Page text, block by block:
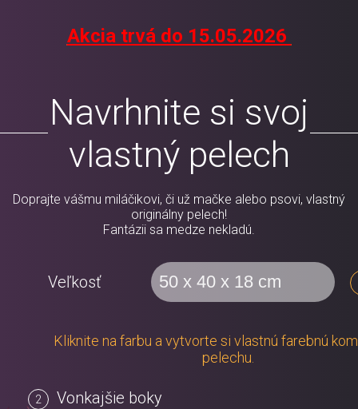
Akcia trvá do 15.05.2026
Navrhnite si svoj
vlastný pelech
Doprajte vášmu miláčikovi, či už mačke alebo psovi, vlastný
originálny pelech!
Fantázii sa medze nekladú.
Veľkosť
Kliknite na farbu a vytvorte si vlastnú farebnú
pelechu.
Vonkajšie boky